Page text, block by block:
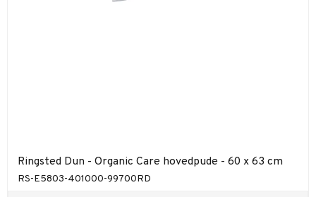
Ringsted Dun - Organic Care hovedpude - 60 x 63 cm
RS-E5803-401000-99700RD